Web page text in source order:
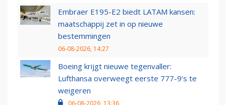
Embraer E195-E2 biedt LATAM kansen:
maatschappij zet in op nieuwe
bestemmingen
06-08-2026, 14:27
Boeing krijgt nieuwe tegenvaller:
Lufthansa overweegt eerste 777-9’s te
weigeren
06-08-2026, 13:36